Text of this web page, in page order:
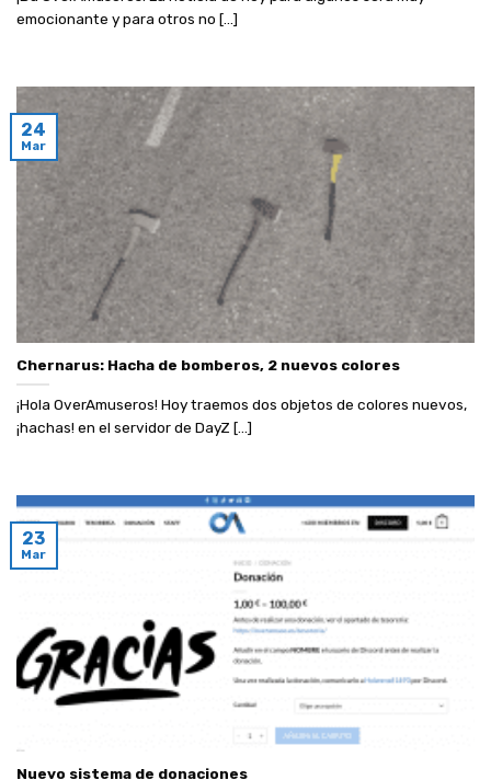
emocionante y para otros no [...]
Chernarus: Hacha de bomberos, 2 nuevos colores
¡Hola OverAmuseros! Hoy traemos dos objetos de colores nuevos,
¡hachas! en el servidor de DayZ [...]
24
Mar
Nuevo sistema de donaciones
23
Mar